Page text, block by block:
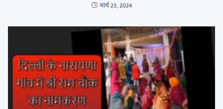
मार्च 23, 2024